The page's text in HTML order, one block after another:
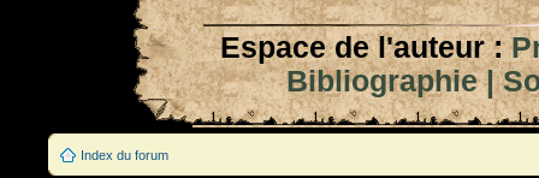
Espace de l'auteur :
Bibliographie|
Index du forum